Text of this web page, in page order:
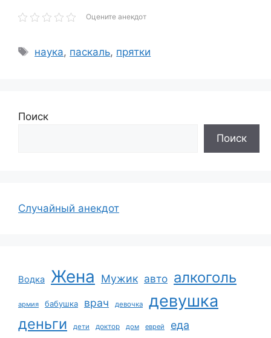
Оцените анекдот
Метки
наука, паскаль, прятки
Поиск
Поиск
Случайный анекдот
Водка Жена Мужик авто алкоголь
армия бабушка врач девочка девушка
деньги дети доктор дом еврей еда